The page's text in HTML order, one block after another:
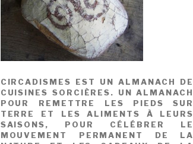
CIRCADISMES EST UN ALMANACH DE
CUISINES SORCIÈRES. UN ALMANACH
POUR REMETTRE LES PIEDS SUR
TERRE ET LES ALIMENTS À LEURS
SAISONS, POUR CÉLÉBRER LE
MOUVEMENT PERMANENT DE LA